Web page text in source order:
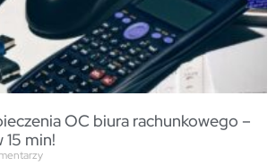
OC biura rachunkowego –
15 min!